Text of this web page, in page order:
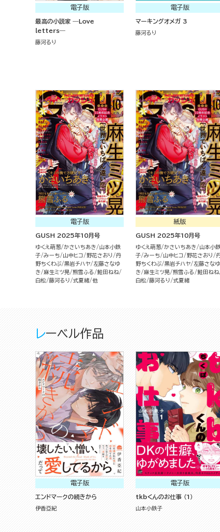
電子版
最高の小説家 ―Love
letters―
藤河るり
電子版
マーキングオメガ 3
藤河るり
電子版
GUSH 2025年10月号
ゆくえ萌葱 かさいちあき
山本小鉄
子 みーち 山中ヒコ 野花さおり
丹
野ちくわぶ 黒岩チハヤ
左藤さなゆ
き
麻生ミツ晃 熊雪ふる
鮭田ねね
白松 藤河るり 式夏緒 他
紙版
GUSH 2025年10月号
ゆくえ萌葱 かさいちあき
山本小
子 みーち 山中ヒコ 野花さおり
野ちくわぶ 黒岩チハヤ
左藤さなゆ
き
麻生ミツ晃 熊雪ふる
鮭田ねね
白松 藤河るり 式夏緒
レーベル作品
電子版
エンドマークの続きから
伊香亞紀
電子版
tkbくんのお仕事 （1）
山本小鉄子